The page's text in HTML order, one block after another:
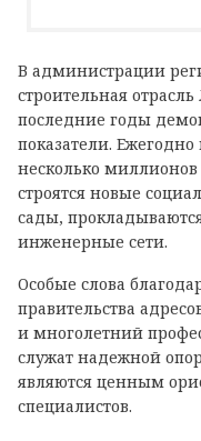
В администрации
строительная
последние годы
показатели.
несколько
строятся новые
сады,
инженерные сети.
Особые слова
правительства
и многолетний
служат надежной
являются ценным
специалистов.